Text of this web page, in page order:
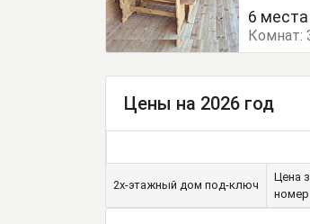
Посуда
6
Комнат:
Цены на 2026 год
2х-этажный дом под-ключ
Цена
номер